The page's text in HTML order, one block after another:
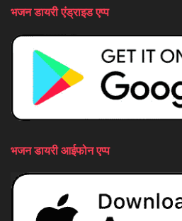
भजन डायरी एंड्राइड एप्प
भजन डायरी आईफोन एप्प